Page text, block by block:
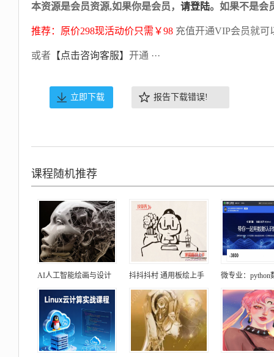
本资源是会员资源,如果你是会员， 请登陆。如果不是会
推荐：原价298现活动价只需￥98 充值开通VIP会员就可
或者 【点击咨询客服】 开通 ···
立即下载 报告下载错误!
课程随机推荐
AI人工智能绘画与设计 抖抖抖村 通用板绘上手 微专业：python